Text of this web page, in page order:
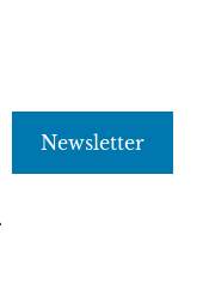
Newsletter